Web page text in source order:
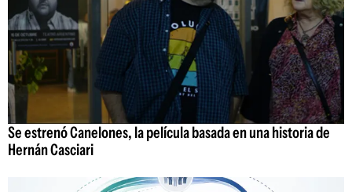
Se estrenó Canelones, la película basada en una historia de
Hernán Casciari